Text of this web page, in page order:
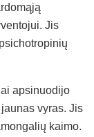
Jis
apsinuodijo
vyras. Jis
kaimo.